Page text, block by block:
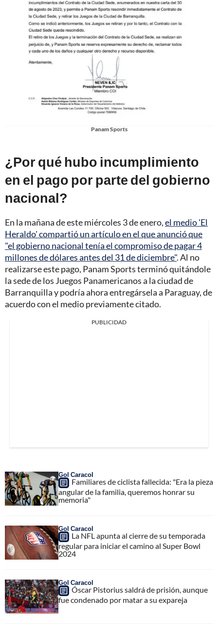
Panam Sports
¿Por qué hubo incumplimiento
en el pago por parte del gobierno
nacional?
En la mañana de este miércoles 3 de enero,el medio 'El
Heraldo' compartió un artículo en el que anunció que
"el gobierno nacional tenía el compromiso de pagar 4
millones de dólares antes del 31 de diciembre". Al no
realizarse este pago, Panam Sports terminó quitándole
la sede de los Juegos Panamericanos a la ciudad de
Barranquilla y podría ahora entregársela a Paraguay, de
acuerdo con el medio previamente citado.
PUBLICIDAD
Gol Caracol
Familiares de ciclista fallecida: "Era la pieza
angular de la familia, queremos honrar su
memoria"
Gol Caracol
La NFL apunta al cierre de su temporada
regular para iniciar el camino al Super Bowl
2024
Gol Caracol
Óscar Pistorius saldrá de prisión, aunque
fue condenado por matar a su expareja